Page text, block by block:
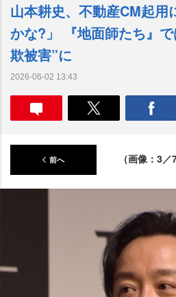
山本耕史、不動産CM起用
かな?」 『地面師たち』
欺被害”に
2026-06-02 13:43
前へ （画像：3／7